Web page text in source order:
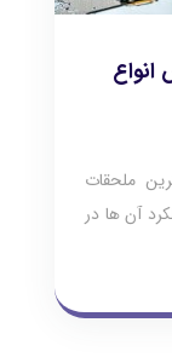
ملحقات
آن ها در